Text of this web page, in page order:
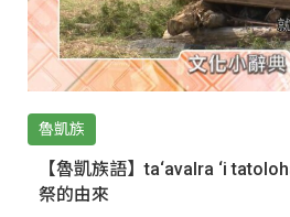
魯凱族
【魯凱族語】ta‘avalra ‘i
祭的由來